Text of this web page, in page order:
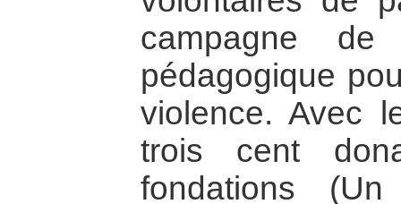
campagne
pédagogique
violence. Avec
trois cent
fondations